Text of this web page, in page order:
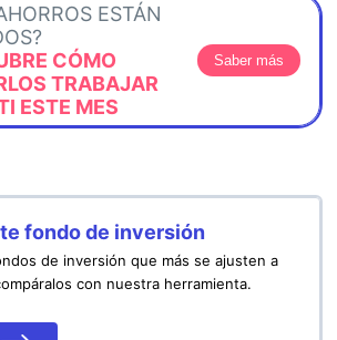
ESTÁN
CÓMO
TRABAJAR
ESTE MES
Saber más
fondo de inversión
de inversión que más se ajusten a
con nuestra herramienta.